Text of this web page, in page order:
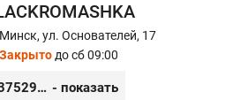
Минск, ул. Основателей, 17
Закрытодо сб 09:00
+375296651188 - показать